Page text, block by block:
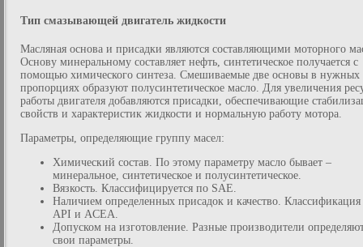
Тип смазывающей двигатель жидкости
Масляная основа и присадки являются составляющими моторного
Основу минеральному составляет нефть, синтетическое получается с
помощью химического синтеза. Смешиваемые две основы в нужных
пропорциях образуют полусинтетическое масло. Для увеличения
работы двигателя добавляются присадки, обеспечивающие
свойств и характеристик жидкости и нормальную работу мотора.
Параметры, определяющие группу масел:
Химический состав. По этому параметру масло бывает –
минеральное, синтетическое и полусинтетическое.
Вязкость. Классифицируется по SAE.
Наличием определенных присадок и качество.
API и ACEA.
Допуском на изготовление. Разные производители
свои параметры.